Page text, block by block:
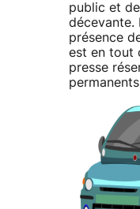
public et
décevante.
présence
est en tout
presse